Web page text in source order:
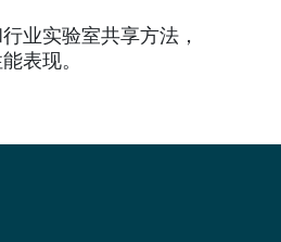
业实验室共享方法，
表现。